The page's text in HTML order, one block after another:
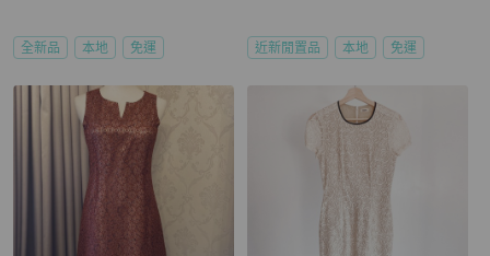
全新品 本地 免運 近新閒置品 本地 免運